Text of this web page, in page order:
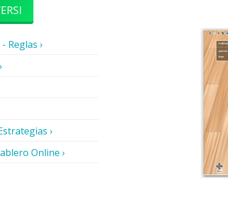
Reglas ›
›
Online ›